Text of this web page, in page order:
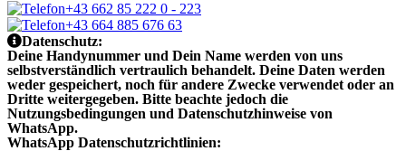
+43 662 85 222 0 - 223
+43 664 885 676 63
Datenschutz:
Deine Handynummer und Dein Name werden von uns
selbstverständlich vertraulich behandelt. Deine Daten werden
weder gespeichert, noch für andere Zwecke verwendet oder an
Dritte weitergegeben. Bitte beachte jedoch die
Nutzungsbedingungen und Datenschutzhinweise von
WhatsApp.
WhatsApp Datenschutzrichtlinien: